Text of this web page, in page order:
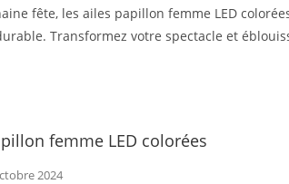
fête, les ailes papillon femme LED
Transformez votre spectacle et
femme LED colorées
2024